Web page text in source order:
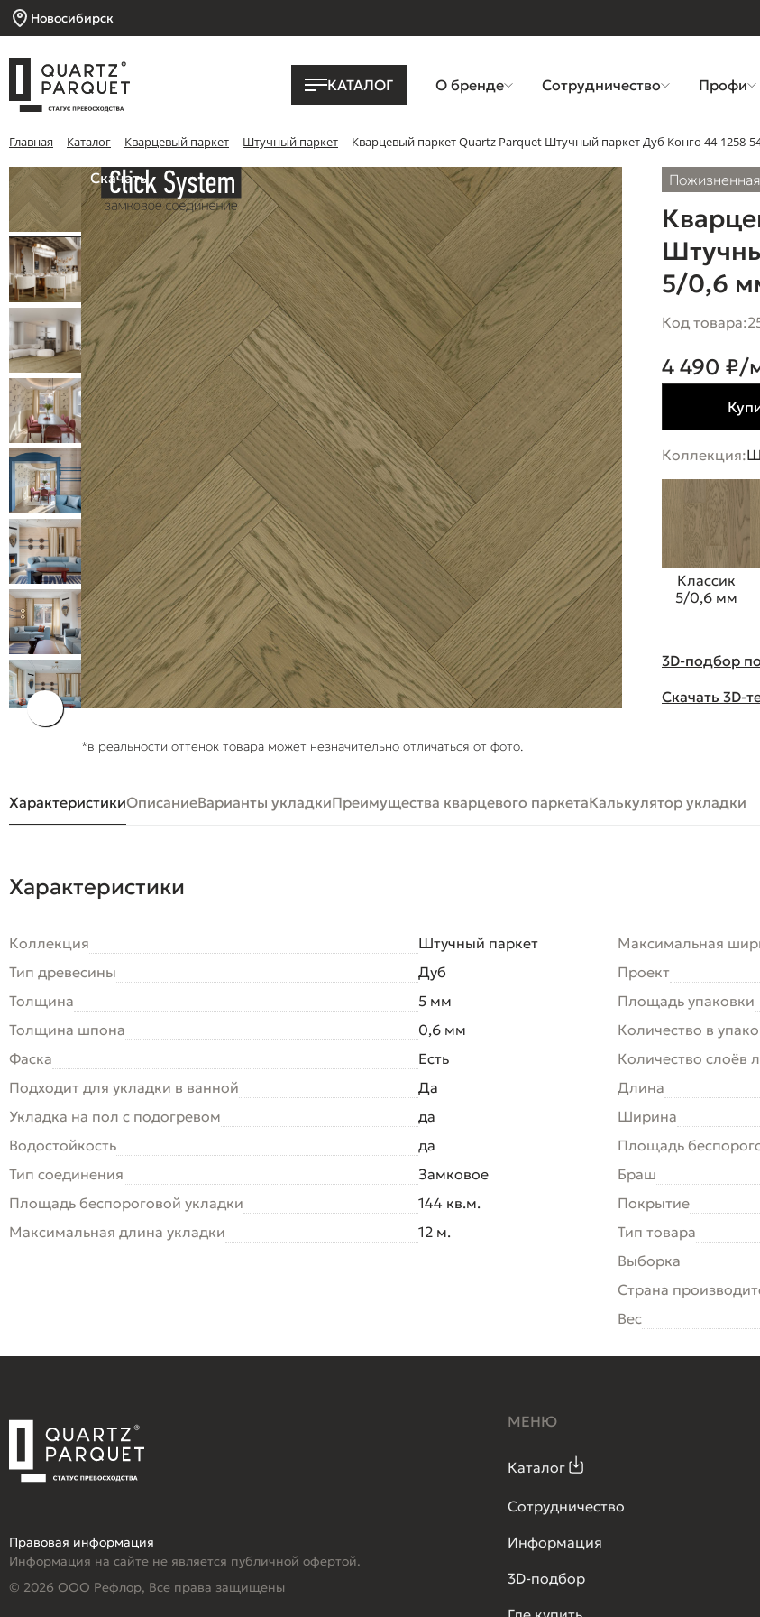
Новосибирск
КАТАЛОГ О бренде Сотрудничество Профи
Главная Каталог Кварцевый паркет Штучный паркет Кварцевый паркет Quartz Parquet Штучный паркет Дуб Конго 44-1258-
Скачать
*в реальности оттенок товара может незначительно отличаться от фото.
5/0,6
Код товара:
4 490 ₽/
Коллекция:
Классик
5/0,6 мм
3D-подбор
Скачать 3D-
ХарактеристикиОписаниеВарианты укладкиПреимущества кварцевого паркетаКалькулятор укладки
Характеристики
Коллекция
Штучный паркет
Тип древесины
Дуб
Толщина
5 мм
Толщина шпона
0,6 мм
Фаска
Есть
Подходит для укладки в ванной
Да
Укладка на пол c подогревом
да
Водостойкость
да
Тип соединения
Замковое
Площадь беспороговой укладки
144 кв.м.
Максимальная длина укладки
12 м.
Максимальная
Проект
Площадь упаковки
Количество в
Количество слоёв
Длина
Ширина
Площадь
Браш
Покрытие
Тип товара
Выборка
Страна
Вес
Правовая информация
Информация на сайте не является публичной офертой.
© 2026 ООО Рефлор, Все права защищены
МЕНЮ
Каталог
Сотрудничество
Информация
3D-подбор